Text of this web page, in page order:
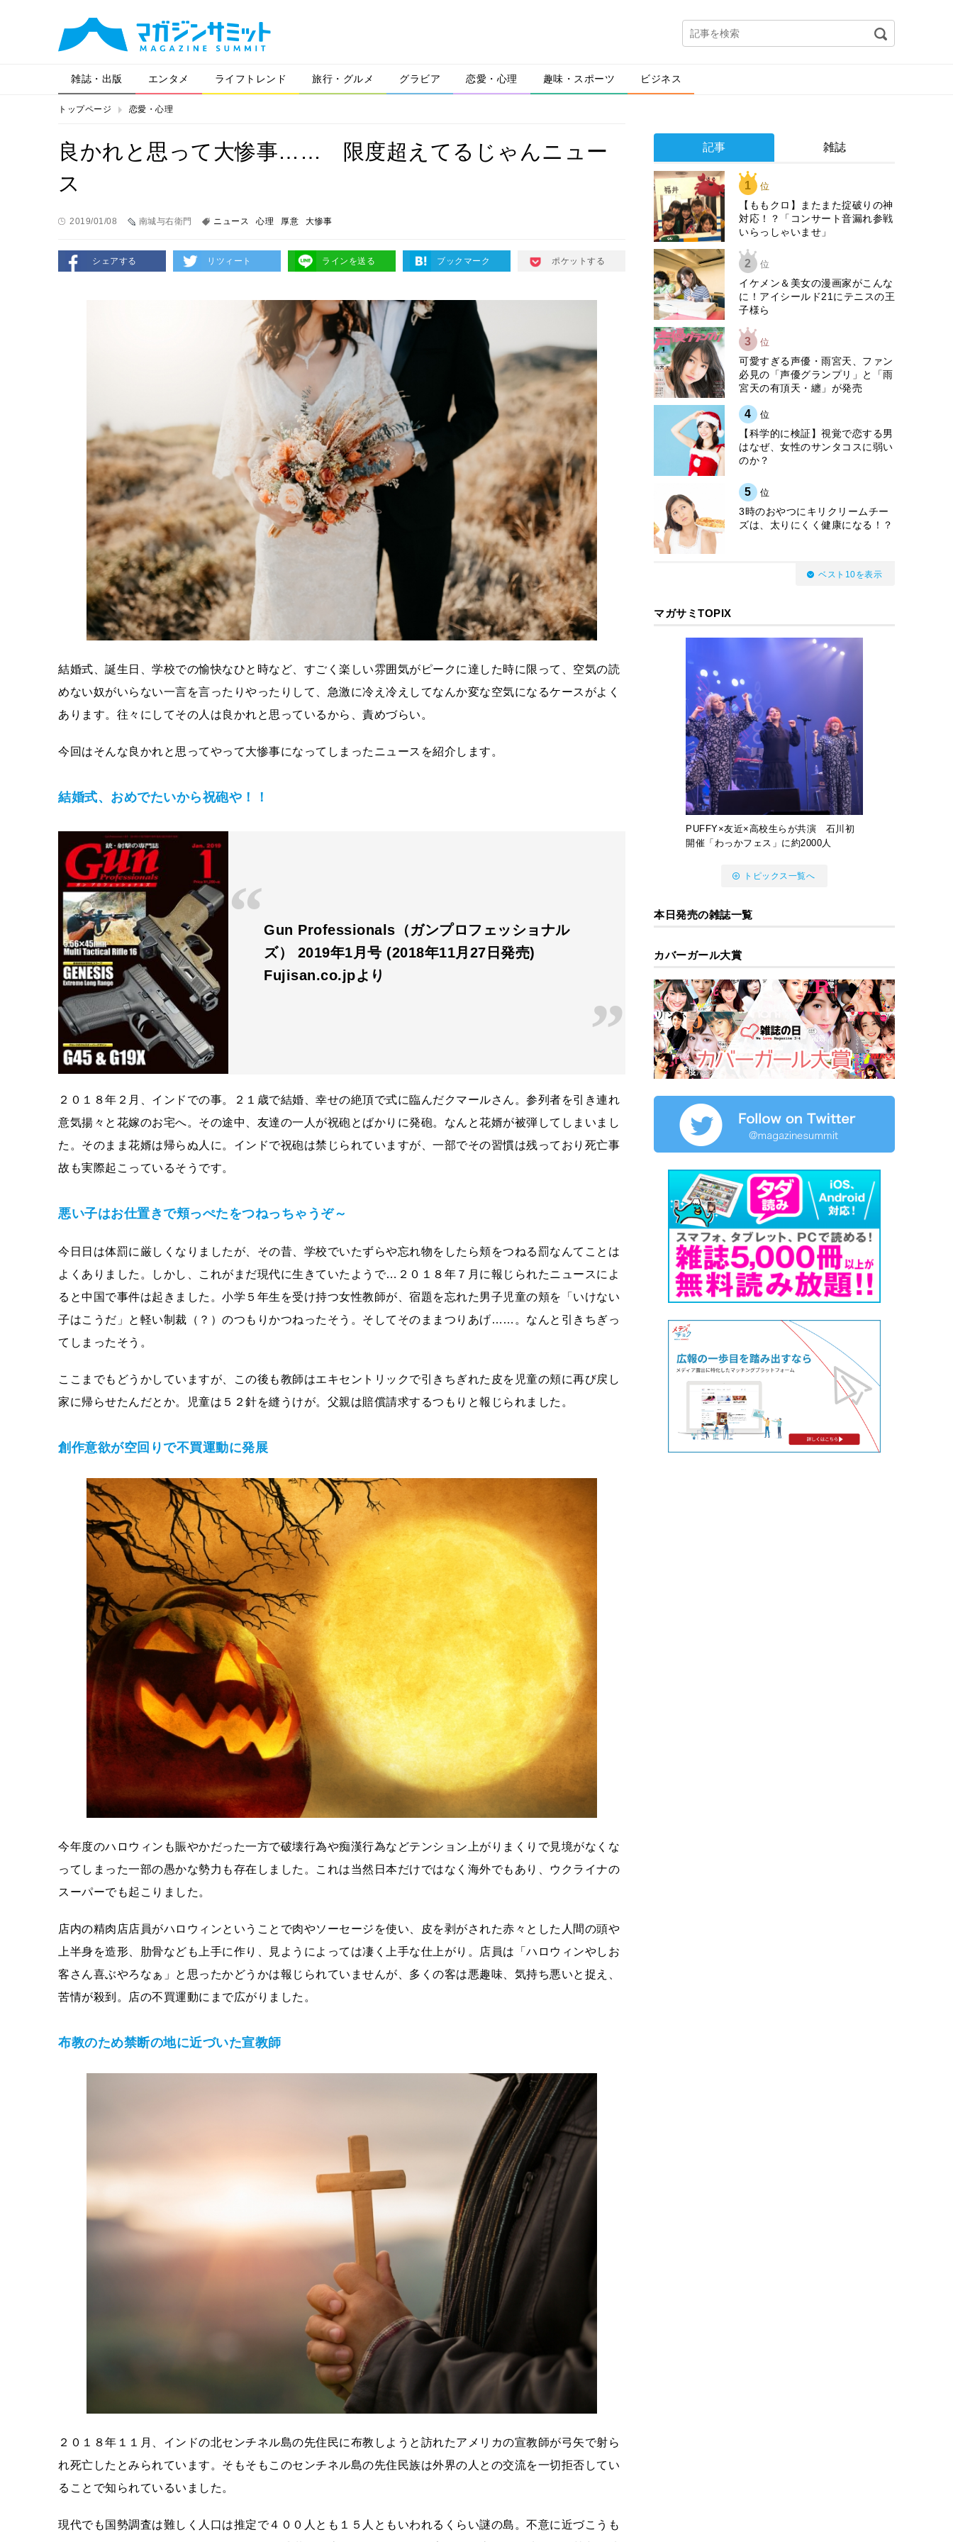
雑誌・出版 エンタメ ライフトレンド 旅行・グルメ グラビア 恋愛・心理 趣味・スポーツ ビジネス
トップページ 恋愛・心理
良かれと思って大惨事…… 限度超えてるじゃんニュー
ス
2019/01/08 南城与右衛門 ニュース 心理 厚意 大惨事
シェアする リツィート ラインを送る ブックマーク ポケットする
結婚式、誕生日、学校での愉快なひと時など、すごく楽しい雰囲気がピークに達した時に限って、空気の読
めない奴がいらない一言を言ったりやったりして、急激に冷え冷えしてなんか変な空気になるケースがよく
あります。往々にしてその人は良かれと思っているから、責めづらい。
今回はそんな良かれと思ってやって大惨事になってしまったニュースを紹介します。
結婚式、おめでたいから祝砲や！！
Gun Professionals（ガンプロフェッショナル
ズ） 2019年1月号 (2018年11月27日発売)
Fujisan.co.jpより
２０１８年２月、インドでの事。２１歳で結婚、幸せの絶頂で式に臨んだクマールさん。参列者を引き連れ
意気揚々と花嫁のお宅へ。その途中、友達の一人が祝砲とばかりに発砲。なんと花婿が被弾してしまいまし
た。そのまま花婿は帰らぬ人に。インドで祝砲は禁じられていますが、一部でその習慣は残っており死亡事
故も実際起こっているそうです。
悪い子はお仕置きで頬っぺたをつねっちゃうぞ～
今日日は体罰に厳しくなりましたが、その昔、学校でいたずらや忘れ物をしたら頬をつねる罰なんてことは
よくありました。しかし、これがまだ現代に生きていたようで…２０１８年７月に報じられたニュースによ
ると中国で事件は起きました。小学５年生を受け持つ女性教師が、宿題を忘れた男子児童の頬を「いけない
子はこうだ」と軽い制裁（？）のつもりかつねったそう。そしてそのままつりあげ……。なんと引きちぎっ
てしまったそう。
ここまでもどうかしていますが、この後も教師はエキセントリックで引きちぎれた皮を児童の頬に再び戻し
家に帰らせたんだとか。児童は５２針を縫うけが。父親は賠償請求するつもりと報じられました。
創作意欲が空回りで不買運動に発展
今年度のハロウィンも賑やかだった一方で破壊行為や痴漢行為などテンション上がりまくりで見境がなくな
ってしまった一部の愚かな勢力も存在しました。これは当然日本だけではなく海外でもあり、ウクライナの
スーパーでも起こりました。
店内の精肉店店員がハロウィンということで肉やソーセージを使い、皮を剥がされた赤々とした人間の頭や
上半身を造形、肋骨なども上手に作り、見ようによっては凄く上手な仕上がり。店員は「ハロウィンやしお
客さん喜ぶやろなぁ」と思ったかどうかは報じられていませんが、多くの客は悪趣味、気持ち悪いと捉え、
苦情が殺到。店の不買運動にまで広がりました。
布教のため禁断の地に近づいた宣教師
２０１８年１１月、インドの北センチネル島の先住民に布教しようと訪れたアメリカの宣教師が弓矢で射ら
れ死亡したとみられています。そもそもこのセンチネル島の先住民族は外界の人との交流を一切拒否してい
ることで知られているいました。
現代でも国勢調査は難しく人口は推定で４００人とも１５人ともいわれるくらい謎の島。不意に近づこうも
記事 雑誌
1 位
【ももクロ】またまた掟破りの神
対応！？「コンサート音漏れ参戦
いらっしゃいませ」
2 位
イケメン＆美女の漫画家がこんな
に！アイシールド21にテニスの王
子様ら
3 位
可愛すぎる声優・雨宮天、ファン
必見の「声優グランプリ」と「雨
宮天の有頂天・纏」が発売
4 位
【科学的に検証】視覚で恋する男
はなぜ、女性のサンタコスに弱い
のか？
5 位
3時のおやつにキリクリームチー
ズは、太りにくく健康になる！？
ベスト10を表示
マガサミTOPIX
PUFFY×友近×高校生らが共演 石川初
開催「わっかフェス」に約2000人
トピックス一覧へ
本日発売の雑誌一覧
カバーガール大賞